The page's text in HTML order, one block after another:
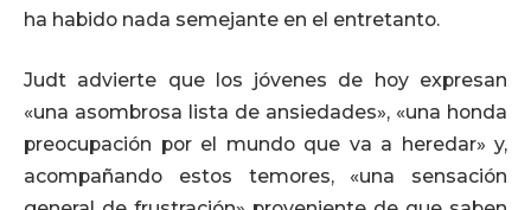
ha habido nada semejante en el entretanto.
Judt advierte que los jóvenes de hoy expresan
«una asombrosa lista de ansiedades», «una honda
preocupación por el mundo que va a heredar» y,
acompañando estos temores, «una sensación